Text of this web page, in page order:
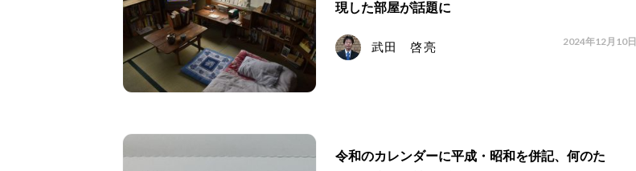
現した部屋が話題に
武田 啓亮 2024年12月10日
令和のカレンダーに平成・昭和を併記、何のた